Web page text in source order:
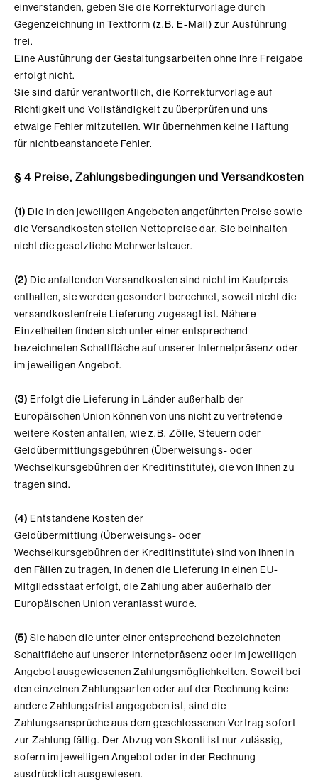
einverstanden, geben Sie die Korrekturvorlage durch
Gegenzeichnung in Textform (z.B. E-Mail) zur Ausführung
frei.
Eine Ausführung der Gestaltungsarbeiten ohne Ihre Freigabe
erfolgt nicht.
Sie sind dafür verantwortlich, die Korrekturvorlage auf
Richtigkeit und Vollständigkeit zu überprüfen und uns
etwaige Fehler mitzuteilen. Wir übernehmen keine Haftung
für nichtbeanstandete Fehler.
§ 4 Preise, Zahlungsbedingungen und Versandkosten
(1) Die in den jeweiligen Angeboten angeführten Preise sowie
die Versandkosten stellen Nettopreise dar. Sie beinhalten
nicht die gesetzliche Mehrwertsteuer.
(2) Die anfallenden Versandkosten sind nicht im Kaufpreis
enthalten, sie werden gesondert berechnet, soweit nicht die
versandkostenfreie Lieferung zugesagt ist. Nähere
Einzelheiten finden sich unter einer entsprechend
bezeichneten Schaltfläche auf unserer Internetpräsenz oder
im jeweiligen Angebot.
(3) Erfolgt die Lieferung in Länder außerhalb der
Europäischen Union können von uns nicht zu vertretende
weitere Kosten anfallen, wie z.B. Zölle, Steuern oder
Geldübermittlungsgebühren (Überweisungs- oder
Wechselkursgebühren der Kreditinstitute), die von Ihnen zu
tragen sind.
(4) Entstandene Kosten der
Geldübermittlung (Überweisungs- oder
Wechselkursgebühren der Kreditinstitute) sind von Ihnen in
den Fällen zu tragen, in denen die Lieferung in einen EU-
Mitgliedsstaat erfolgt, die Zahlung aber außerhalb der
Europäischen Union veranlasst wurde.
(5) Sie haben die unter einer entsprechend bezeichneten
Schaltfläche auf unserer Internetpräsenz oder im jeweiligen
Angebot ausgewiesenen Zahlungsmöglichkeiten. Soweit bei
den einzelnen Zahlungsarten oder auf der Rechnung keine
andere Zahlungsfrist angegeben ist, sind die
Zahlungsansprüche aus dem geschlossenen Vertrag sofort
zur Zahlung fällig. Der Abzug von Skonti ist nur zulässig,
sofern im jeweiligen Angebot oder in der Rechnung
ausdrücklich ausgewiesen.